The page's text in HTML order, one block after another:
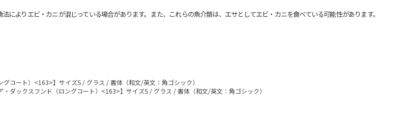
よりエビ・カニが混じっている場合があります。また、これらの魚介類は、エサとしてエビ・カニを食べている可能性があります。
コート）<163>】サイズS / グラス / 書体（和文/英文：角ゴシック）
・ダックスフンド（ロングコート）<163>】サイズS / グラス / 書体（和文/英文：角ゴシック）